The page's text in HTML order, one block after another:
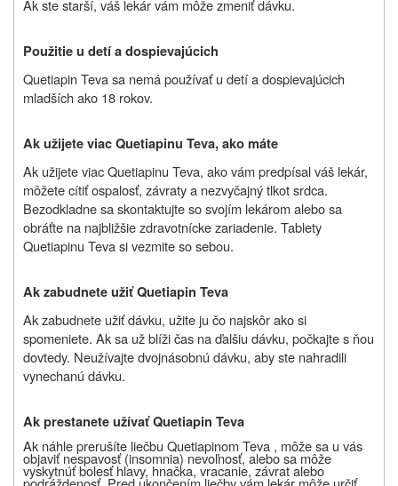
Ak ste starší, váš lekár vám môže zmeniť dávku.
Použitie u detí a dospievajúcich
Quetiapin Teva sa nemá používať u detí a dospievajúcich
mladších ako 18 rokov.
Ak užijete viac Quetiapinu Teva, ako máte
Ak užijete viac Quetiapinu Teva, ako vám predpísal váš lekár,
môžete cítiť ospalosť, závraty a nezvyčajný tlkot srdca.
Bezodkladne sa skontaktujte so svojím lekárom alebo sa
obráťte na najbližšie zdravotnícke zariadenie. Tablety
Quetiapinu Teva si vezmite so sebou.
Ak zabudnete užiť Quetiapin Teva
Ak zabudnete užiť dávku, užite ju čo najskôr ako si
spomeniete. Ak sa už blíži čas na ďalšiu dávku, počkajte s ňou
dovtedy. Neužívajte dvojnásobnú dávku, aby ste nahradili
vynechanú dávku.
Ak prestanete užívať Quetiapin Teva
Ak náhle prerušíte liečbu Quetiapinom Teva , môže sa u vás
objaviť nespavosť (insomnia) nevoľnosť, alebo sa môže
vyskytnúť bolesť hlavy, hnačka, vracanie, závrat alebo